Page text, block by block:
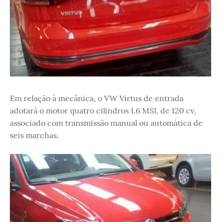
Em relação à mecânica, o VW Virtus de entrada
adotará o motor quatro cilindros 1.6 MSI, de 120 cv,
associado com transmissão manual ou automática de
seis marchas.